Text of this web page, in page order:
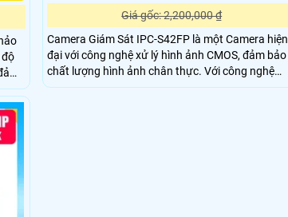
đêm
Giá gốc: 2,200,000 ₫
Camera Giám Sát IPC-S42FP là một Camera hiện
đại với công nghệ xử lý hình ảnh CMOS, đảm bảo
chất lượng hình ảnh chân thực. Với công nghệ
thiếu sáng Full Color, camera có khả năng quan